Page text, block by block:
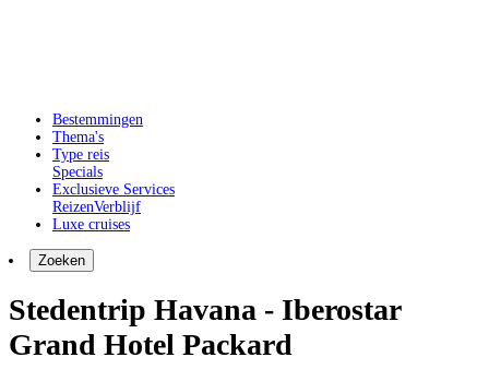
Bestemmingen
Thema's
Type reis
Specials
Exclusieve Services
ReizenVerblijf
Luxe cruises
Zoeken
Stedentrip Havana - Iberostar
Grand Hotel Packard